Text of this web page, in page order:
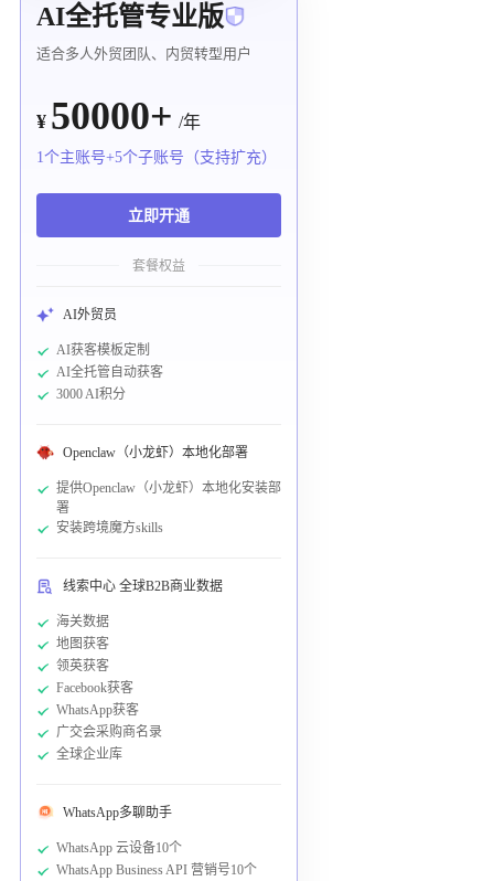
AI全托管专业版
适合多人外贸团队、内贸转型用户
¥ 50000+ /年
1个主账号+5个子账号（支持扩充）
立即开通
套餐权益
AI外贸员
AI获客模板定制
AI全托管自动获客
3000 AI积分
Openclaw（小龙虾）本地化部署
提供Openclaw（小龙虾）本地化安装部
署
安装跨境魔方skills
线索中心 全球B2B商业数据
海关数据
地图获客
领英获客
Facebook获客
WhatsApp获客
广交会采购商名录
全球企业库
WhatsApp多聊助手
WhatsApp 云设备10个
WhatsApp Business API 营销号10个